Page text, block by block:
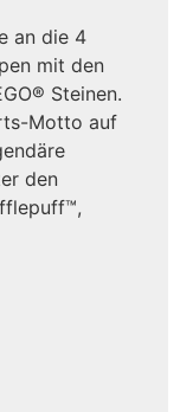
an die 4
mit den
Steinen.
Motto auf
den